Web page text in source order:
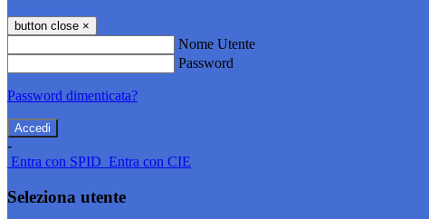
button close ×
Nome Utente
Password
Password dimenticata?
-
Entra con SPID Entra con CIE
Seleziona utente